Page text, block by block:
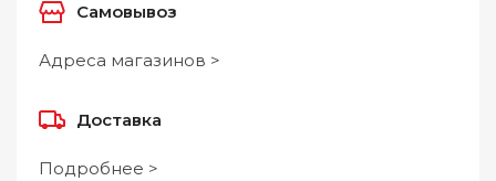
Самовывоз
Адреса магазинов >
Доставка
Подробнее >